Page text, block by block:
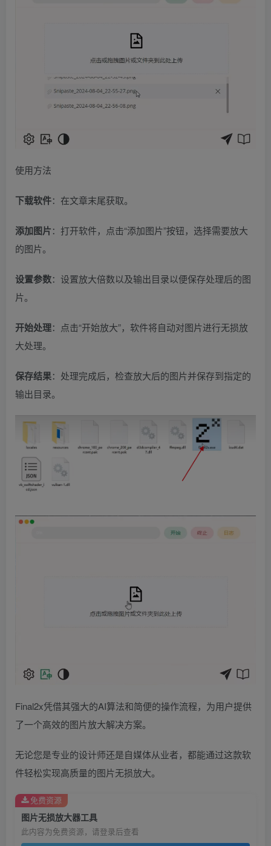
使用方法
下载软件：在文章末尾获取。
添加图片：打开软件，点击“添加图片”按钮，选择需要放大
的图片。
设置参数：设置放大倍数以及输出目录以便保存处理后的图
片。
开始处理：点击“开始放大”，软件将自动对图片进行无损放
大处理。
保存结果：处理完成后，检查放大后的图片并保存到指定的
输出目录。
Final2x凭借其强大的AI算法和简便的操作流程，为用户提供
了一个高效的图片放大解决方案。
无论您是专业的设计师还是自媒体从业者，都能通过这款软
件轻松实现高质量的图片无损放大。
图片无损放大器工具
此内容为免费资源，请登录后查看
免费资源